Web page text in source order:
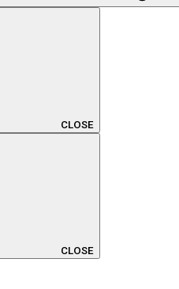
CLOSE
CLOSE